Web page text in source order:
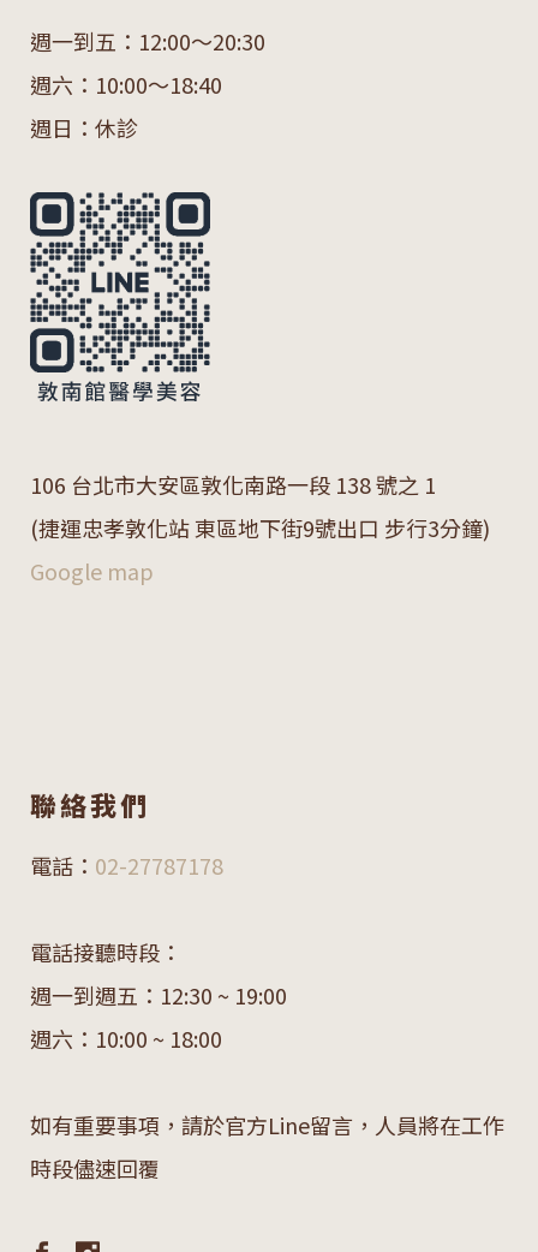
週一到五：12:00～20:30
週六：10:00～18:40
週日：休診
106 台北市大安區敦化南路一段 138 號之 1
(捷運忠孝敦化站 東區地下街9號出口 步行3分鐘)
Google map
聯絡我們
電話： 02-27787178
電話接聽時段：
週一到週五：12:30 ~ 19:00
週六：10:00 ~ 18:00
如有重要事項，請於官方Line留言，人員將在工作
時段儘速回覆